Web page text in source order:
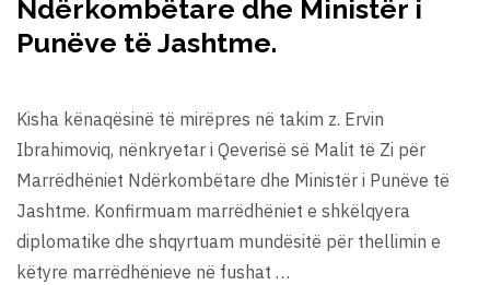
Ndërkombëtare dhe Ministër i
Punëve të Jashtme.
Kisha kënaqësinë të mirëpres në takim z. Ervin
Ibrahimoviq, nënkryetar i Qeverisë së Malit të Zi për
Marrëdhëniet Ndërkombëtare dhe Ministër i Punëve të
Jashtme. Konfirmuam marrëdhëniet e shkëlqyera
diplomatike dhe shqyrtuam mundësitë për thellimin e
këtyre marrëdhënieve në fushat …